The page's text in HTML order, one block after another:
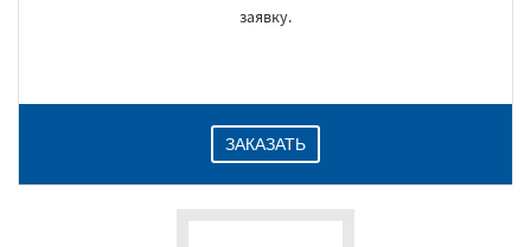
заявку.
ЗАКАЗАТЬ